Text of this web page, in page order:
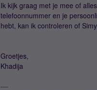
Ik kijk graag met je mee of
telefoonnummer en je
hebt, kan ik controleren of
Groetjes,
Khadija